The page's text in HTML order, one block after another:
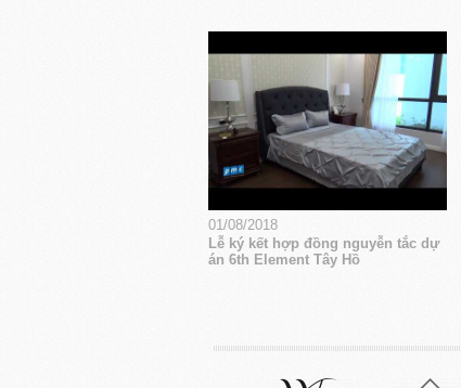
01/08/2018
Lễ ký kết hợp đồng nguyễn tắc dự
án 6th Element Tây Hồ